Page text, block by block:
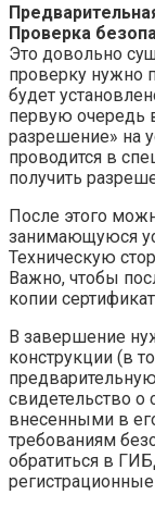
Проверка
Это довольно
проверку нужно
будет
первую очередь
разрешение» на
проводится в
получить
После этого
занимающуюся
Техническую
Важно, чтобы
копии
В завершение
конструкции (в
свидетельство о
внесенными в
требованиям
обратиться в